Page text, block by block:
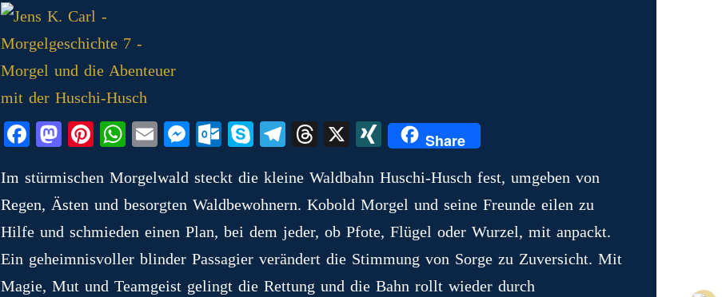
Fa
bo
ok
M
to
do
n
Pi
er
es
t
W
ts
A
pp
E
ail
M
se
ng
er
O
lo
ok
.c
o
m
S
pe
Te
gr
a
m
T
ea
ds
X
X
N
G
Share
Im stürmischen Morgelwald steckt die kleine Waldbahn Huschi-Husch fest, umgeben von
Regen, Ästen und besorgten Waldbewohnern. Kobold Morgel und seine Freunde eilen zu
Hilfe und schmieden einen Plan, bei dem jeder, ob Pfote, Flügel oder Wurzel, mit anpackt.
Ein geheimnisvoller blinder Passagier verändert die Stimmung von Sorge zu Zuversicht. Mit
Magie, Mut und Teamgeist gelingt die Rettung und die Bahn rollt wieder durch